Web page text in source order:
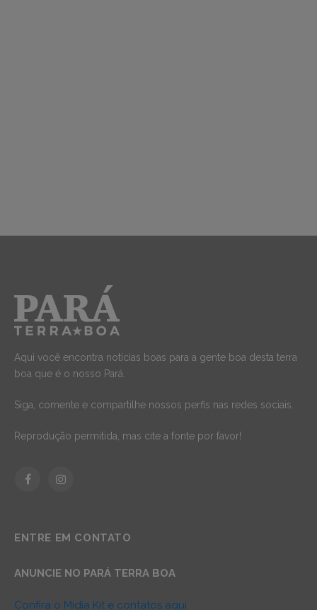
Aqui você encontra notícias boas para a gente boa desta terra
boa que é o nosso Pará.
Siga, comente e compartilhe nossos perfis nas redes sociais.
Reprodução permitida, mas cite a fonte por favor!
FacebookInstagram
ENTRE EM CONTATO
ANUNCIE NO PARÁ TERRA BOA
Confira o Mídia Kit e contatos aqui